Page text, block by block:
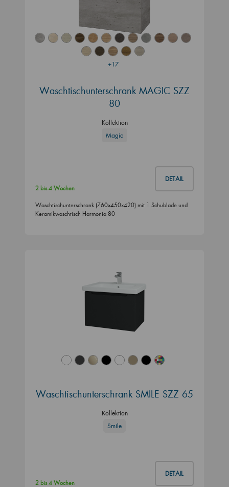
+17
Waschtischunterschrank MAGIC SZZ
80
Kollektion
Magic
DETAIL
2 bis 4 Wochen
Waschtischunterschrank (760x450x420) mit 1 Schublade und
Keramikwaschtisch Harmonia 80
Waschtischunterschrank SMILE SZZ 65
Kollektion
Smile
DETAIL
2 bis 4 Wochen